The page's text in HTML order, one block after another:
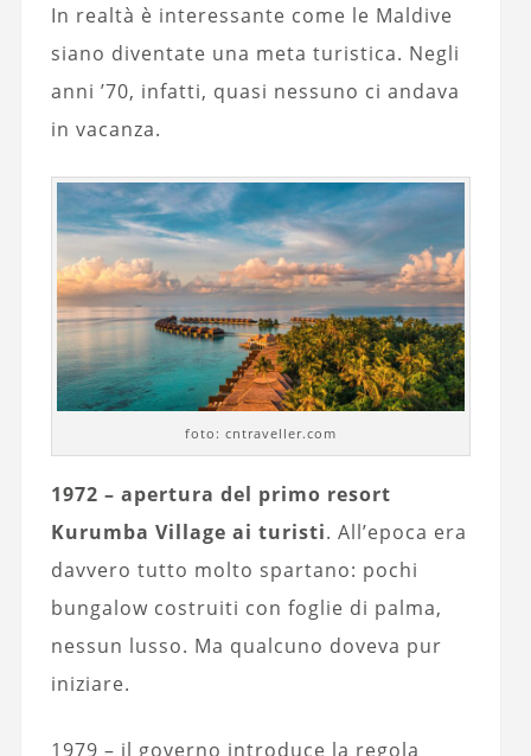
In realtà è interessante come le Maldive
siano diventate una meta turistica. Negli
anni ’70, infatti, quasi nessuno ci andava
in vacanza.
foto: cntraveller.com
1972 – apertura del primo resort
Kurumba Village ai turisti. All’epoca era
davvero tutto molto spartano: pochi
bungalow costruiti con foglie di palma,
nessun lusso. Ma qualcuno doveva pur
iniziare.
1979 – il governo introduce la regola